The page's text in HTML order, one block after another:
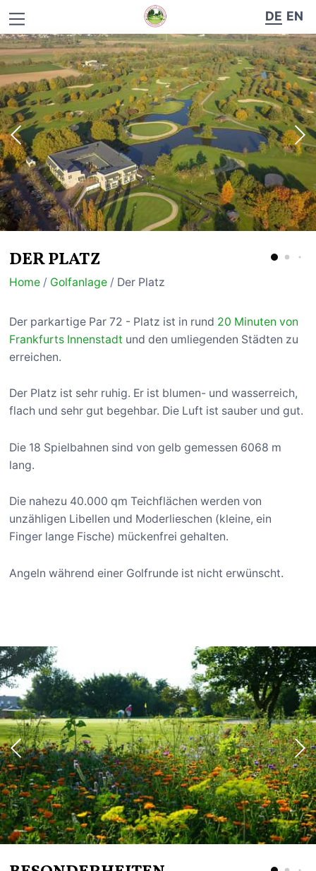
DE EN
DER PLATZ
Home / Golfanlage / Der Platz
Der parkartige Par 72 - Platz ist in rund 20 Minuten von
Frankfurts Innenstadt und den umliegenden Städten zu
erreichen.
Der Platz ist sehr ruhig. Er ist blumen- und wasserreich,
flach und sehr gut begehbar. Die Luft ist sauber und gut.
Die 18 Spielbahnen sind von gelb gemessen 6068 m
lang.
Die nahezu 40.000 qm Teichflächen werden von
unzähligen Libellen und Moderlieschen (kleine, ein
Finger lange Fische) mückenfrei gehalten.
Angeln während einer Golfrunde ist nicht erwünscht.